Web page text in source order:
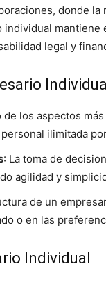
donde
individual
legal y
de los aspectos
ilimitada
: La toma de
agilidad y
de un
o en las
Individual